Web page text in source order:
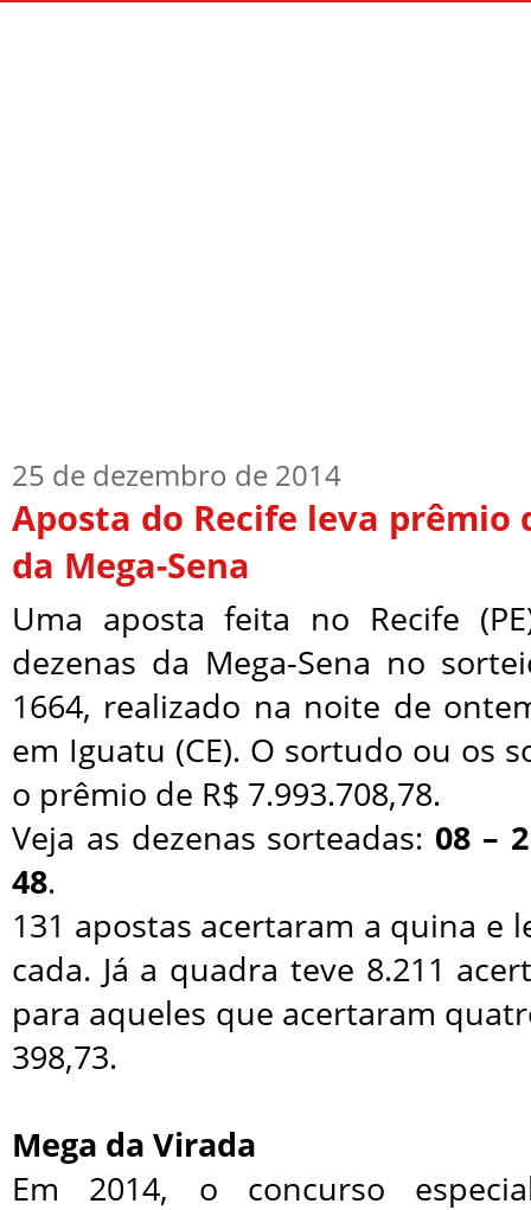
25 de dezembro de 2014
Aposta do Recife leva prêmio
da Mega-Sena
Uma aposta feita no Recife
dezenas da Mega-Sena no
1664, realizado na noite de
em Iguatu (CE). O sortudo ou os
o prêmio de R$ 7.993.708,78.
Veja as dezenas sorteadas: 08 –
48.
131 apostas acertaram a quina e
cada. Já a quadra teve 8.211
para aqueles que acertaram
398,73.
Mega da Virada
Em 2014, o concurso